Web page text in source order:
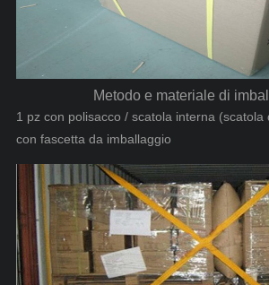
Metodo e materiale di
1 pz con polisacco / scatola interna (scatola
con fascetta da imballaggio